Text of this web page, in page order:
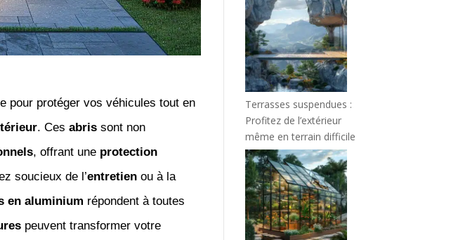
pour protéger vos véhicules tout en
. Ces abrissont non
, offrant une protection
soucieux de l’entretienou à la
en aluminium répondent à toutes
peuvent transformer votre
Terrasses suspendues :
Profitez de l’extérieur
même en terrain difficile